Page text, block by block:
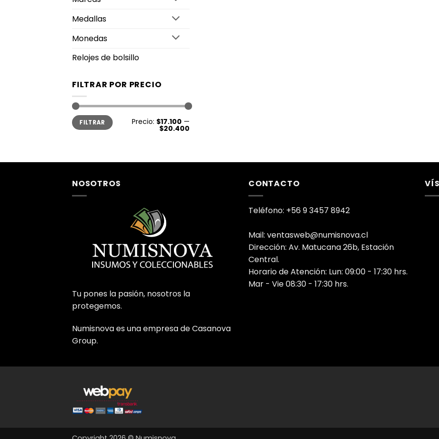
Medallas
Monedas
Relojes de bolsillo
FILTRAR POR PRECIO
Precio
mínimo
Precio
máximo
FILTRAR Precio: $17.100 —
$20.400
NOSOTROS
Tu pones la pasión, nosotros la
protegemos.
Numisnova es una empresa de Casanova
Group.
CONTACTO
Teléfono: +56 9 3457 8942
Mail: ventasweb@numisnova.cl
Dirección: Av. Matucana 26b, Estación
Central.
Horario de Atención: Lun: 09:00 - 17:30 hrs.
Mar - Vie 08:30 - 17:30 hrs.